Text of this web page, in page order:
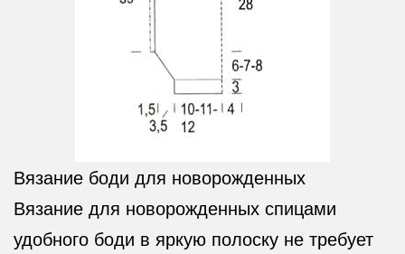
Вязание боди для новорожденных
Вязание для новорожденных спицами
удобного боди в яркую полоску не требует